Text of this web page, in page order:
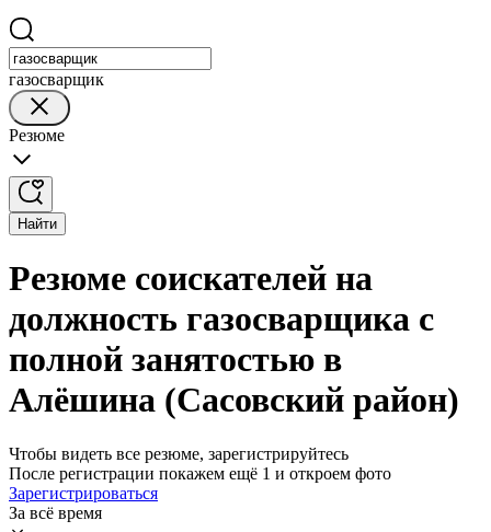
газосварщик
Резюме
Найти
Резюме соискателей на
должность газосварщика с
полной занятостью в
Алёшина (Сасовский район)
Чтобы видеть все резюме, зарегистрируйтесь
После регистрации покажем ещё 1 и откроем фото
Зарегистрироваться
За всё время